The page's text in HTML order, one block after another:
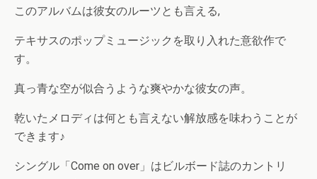
このアルバムは彼女のルーツとも言える,
テキサスのポップミュージックを取り入れた意欲作で
す。
真っ青な空が似合うような爽やかな彼女の声。
乾いたメロディは何とも言えない解放感を味わうことが
できます♪
シングル「Come on over」はビルボード誌のカントリ